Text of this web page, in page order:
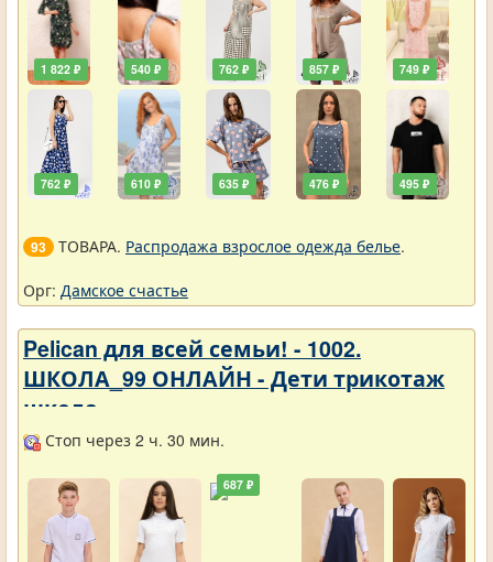
1 822 ₽
762 ₽
540 ₽
610 ₽
762 ₽
635 ₽
857 ₽
476 ₽
749 ₽
495 ₽
93 ТОВАРА. Распродажа взрослое одежда белье.
Орг: Дамское счастье
Pelican для всей семьи! - 1002.
ШКОЛА_99 ОНЛАЙН - Дети трикотаж
школа
Стоп через 2 ч. 30 мин.
687 ₽